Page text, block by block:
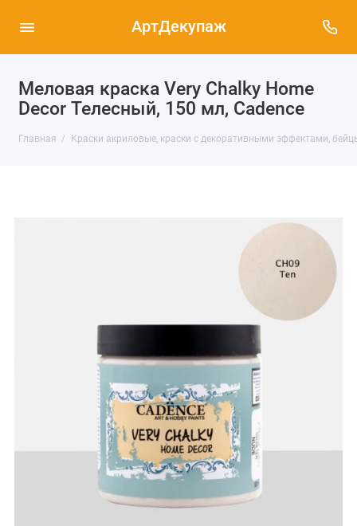
АртДекупаж
Меловая краска Very Chalky Home
Decor Телесный, 150 мл, Cadence
Главная Краски акриловые, краски с декоративными эффектами,